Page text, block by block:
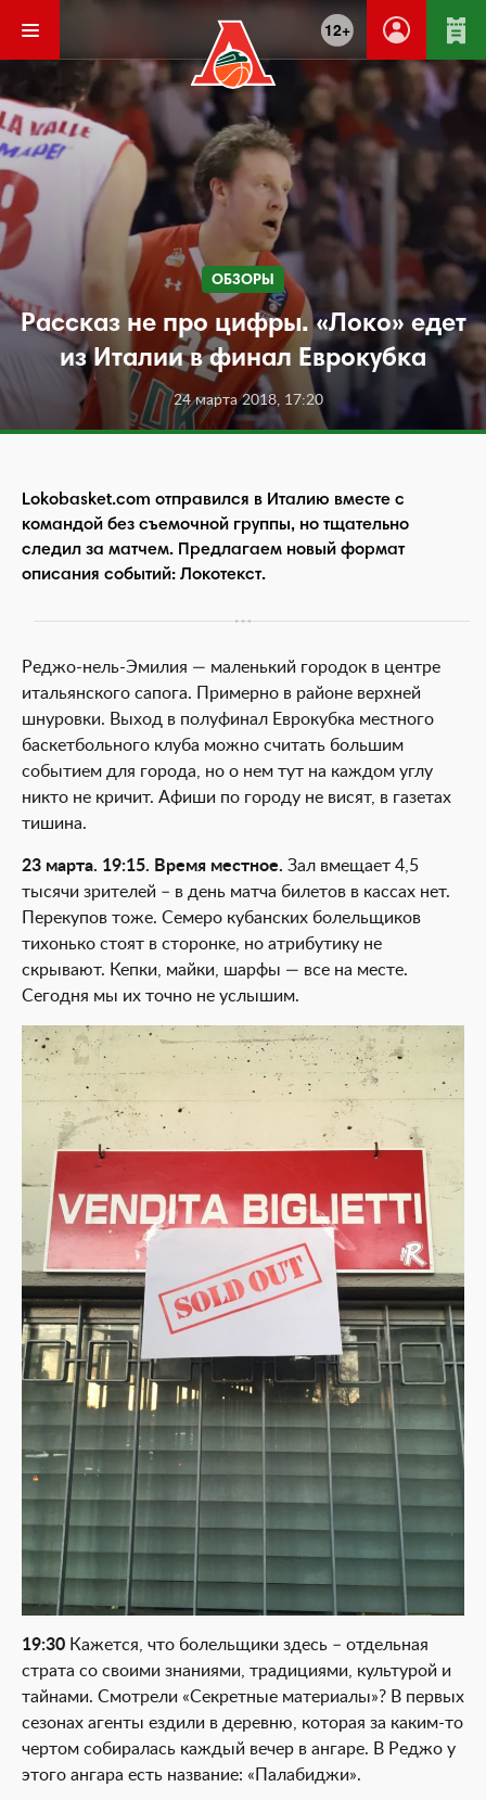
12+
ОБЗОРЫ
Рассказ не про цифры. «Локо» едет
из Италии в финал Еврокубка
24 марта 2018, 17:20
Lokobasket.com отправился в Италию вместе с
командой без съемочной группы, но тщательно
следил за матчем. Предлагаем новый формат
описания событий: Локотекст.
Реджо-нель-Эмилия — маленький городок в центре
итальянского сапога. Примерно в районе верхней
шнуровки. Выход в полуфинал Еврокубка местного
баскетбольного клуба можно считать большим
событием для города, но о нем тут на каждом углу
никто не кричит. Афиши по городу не висят, в газетах
тишина.
23 марта. 19:15. Время местное. Зал вмещает 4,5
тысячи зрителей – в день матча билетов в кассах нет.
Перекупов тоже. Семеро кубанских болельщиков
тихонько стоят в сторонке, но атрибутику не
скрывают. Кепки, майки, шарфы — все на месте.
Сегодня мы их точно не услышим.
19:30 Кажется, что болельщики здесь – отдельная
страта со своими знаниями, традициями, культурой и
тайнами. Смотрели «Секретные материалы»? В первых
сезонах агенты ездили в деревню, которая за каким-то
чертом собиралась каждый вечер в ангаре. В Реджо у
этого ангара есть название: «Палабиджи».